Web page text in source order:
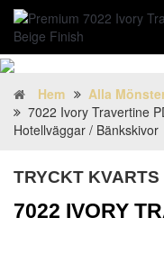
Hem Alla
7022 Ivory Travertine
Hotellväggar / Bänkskivor
TRYCKT KVARTS
7022 IVORY